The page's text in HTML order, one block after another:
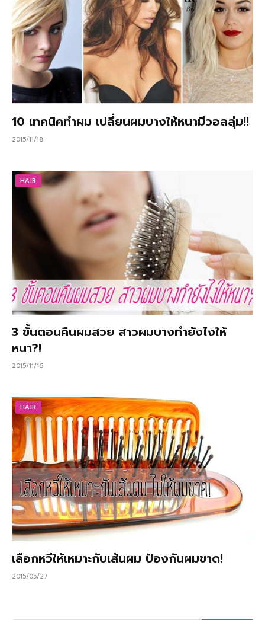
10 เทคนิคทำผม เปลี่ยนผมบางให้หนามีวอลลุ่ม!!
2015/11/18
HAIR
3 ขั้นตอนคืนผมสวย สาวผมบางทำยังไงให้
หนา?!
2015/11/16
HAIR
เลือกหวีให้เหมาะกับเส้นผม ป้องกันผมขาด!
2015/05/27